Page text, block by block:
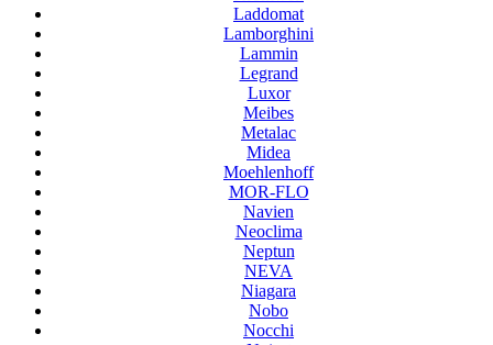
Laddomat
Lamborghini
Lammin
Legrand
Luxor
Meibes
Metalac
Midea
Moehlenhoff
MOR-FLO
Navien
Neoclima
Neptun
NEVA
Niagara
Nobo
Nocchi